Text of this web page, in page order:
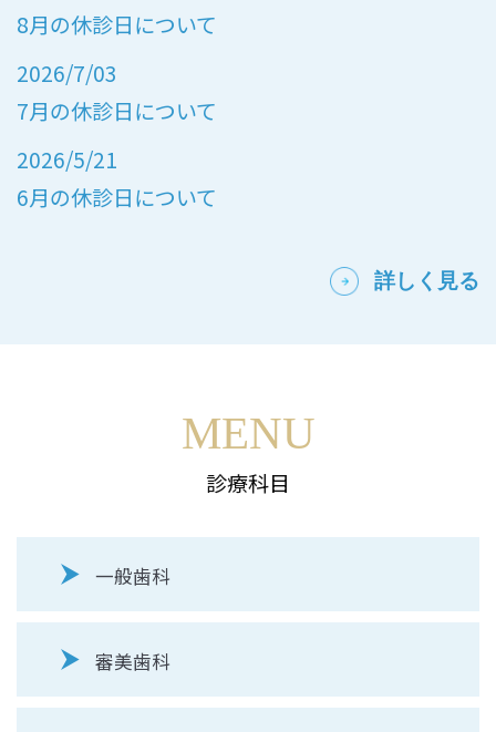
8月の休診日について
2026/7/03
7月の休診日について
2026/5/21
6月の休診日について
詳しく見る
MENU
診療科目
一般歯科
審美歯科